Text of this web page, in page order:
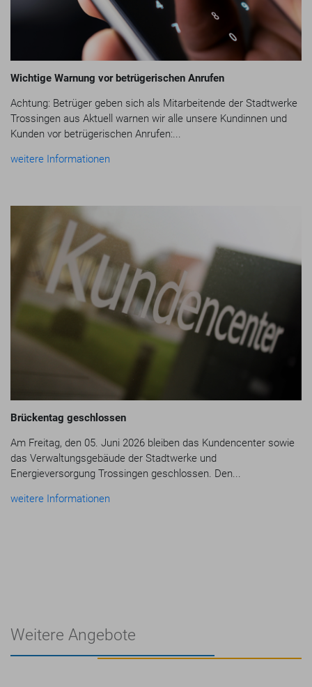
Wichtige Warnung vor betrügerischen Anrufen
Achtung: Betrüger geben sich als Mitarbeitende der Stadtwerke
Trossingen aus Aktuell warnen wir alle unsere Kundinnen und
Kunden vor betrügerischen Anrufen:...
weitere Informationen
Brückentag geschlossen
Am Freitag, den 05. Juni 2026 bleiben das Kundencenter sowie
das Verwaltungsgebäude der Stadtwerke und
Energieversorgung Trossingen geschlossen. Den...
weitere Informationen
Weitere Angebote